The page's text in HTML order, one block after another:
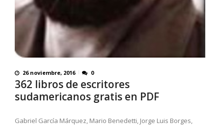
26 noviembre, 2016 0
362 libros de escritores
sudamericanos gratis en PDF
Gabriel García Márquez, Mario Benedetti, Jorge Luis Borges,